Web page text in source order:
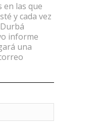
en las que
y cada vez
informe
una